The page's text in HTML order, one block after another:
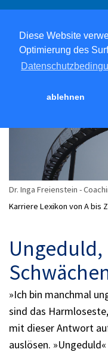
Diese Website
Optimierung des
ablehnen
Dr. Inga Freienstein -
Karriere Lexikon von A bis Z
Ungeduld,
»Ich bin manchmal
sind das
mit dieser Antwort
auslösen.